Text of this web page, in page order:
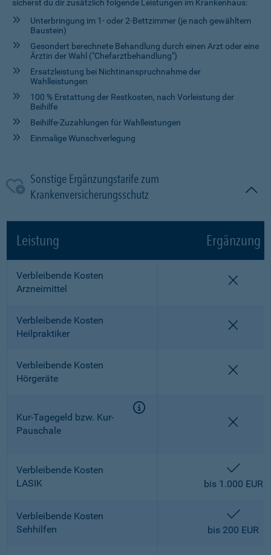
sicherst du dir zusätzlich folgende Leistungen im Krankenhaus:
Unterbringung im 1- oder 2-Bettzimmer (je nach gewähltem
Baustein)
Gesondert berechnete Behandlung durch einen Arzt oder eine
Ärztin der Wahl ("Chefarztbehandlung")
Ersatzleistung bei Nichtinanspruchnahme der
Wahlleistungen
100 % Erstattung der Restkosten, nach Vorleistung der
Beihilfe
Beihilfe-Zuzahlungen für Wahlleistungen
Einmalige Wunschverlegung
Sonstige Ergänzungstarife zum
Krankenversicherungsschutz
Leistung Ergänzung
Verbleibende Kosten
Arzneimittel
Verbleibende Kosten
Heilpraktiker
Verbleibende Kosten
Hörgeräte
Kur-Tagegeld bzw. Kur-
Pauschale
Verbleibende Kosten
LASIK
bis 1.000 EUR
Verbleibende Kosten
Sehhilfen
bis 200 EUR